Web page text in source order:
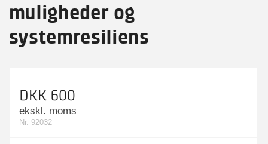
muligheder og
systemresiliens
DKK 600
ekskl. moms
Nr. 92032